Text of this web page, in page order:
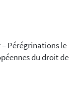
– Pérégrinations le
du droit de